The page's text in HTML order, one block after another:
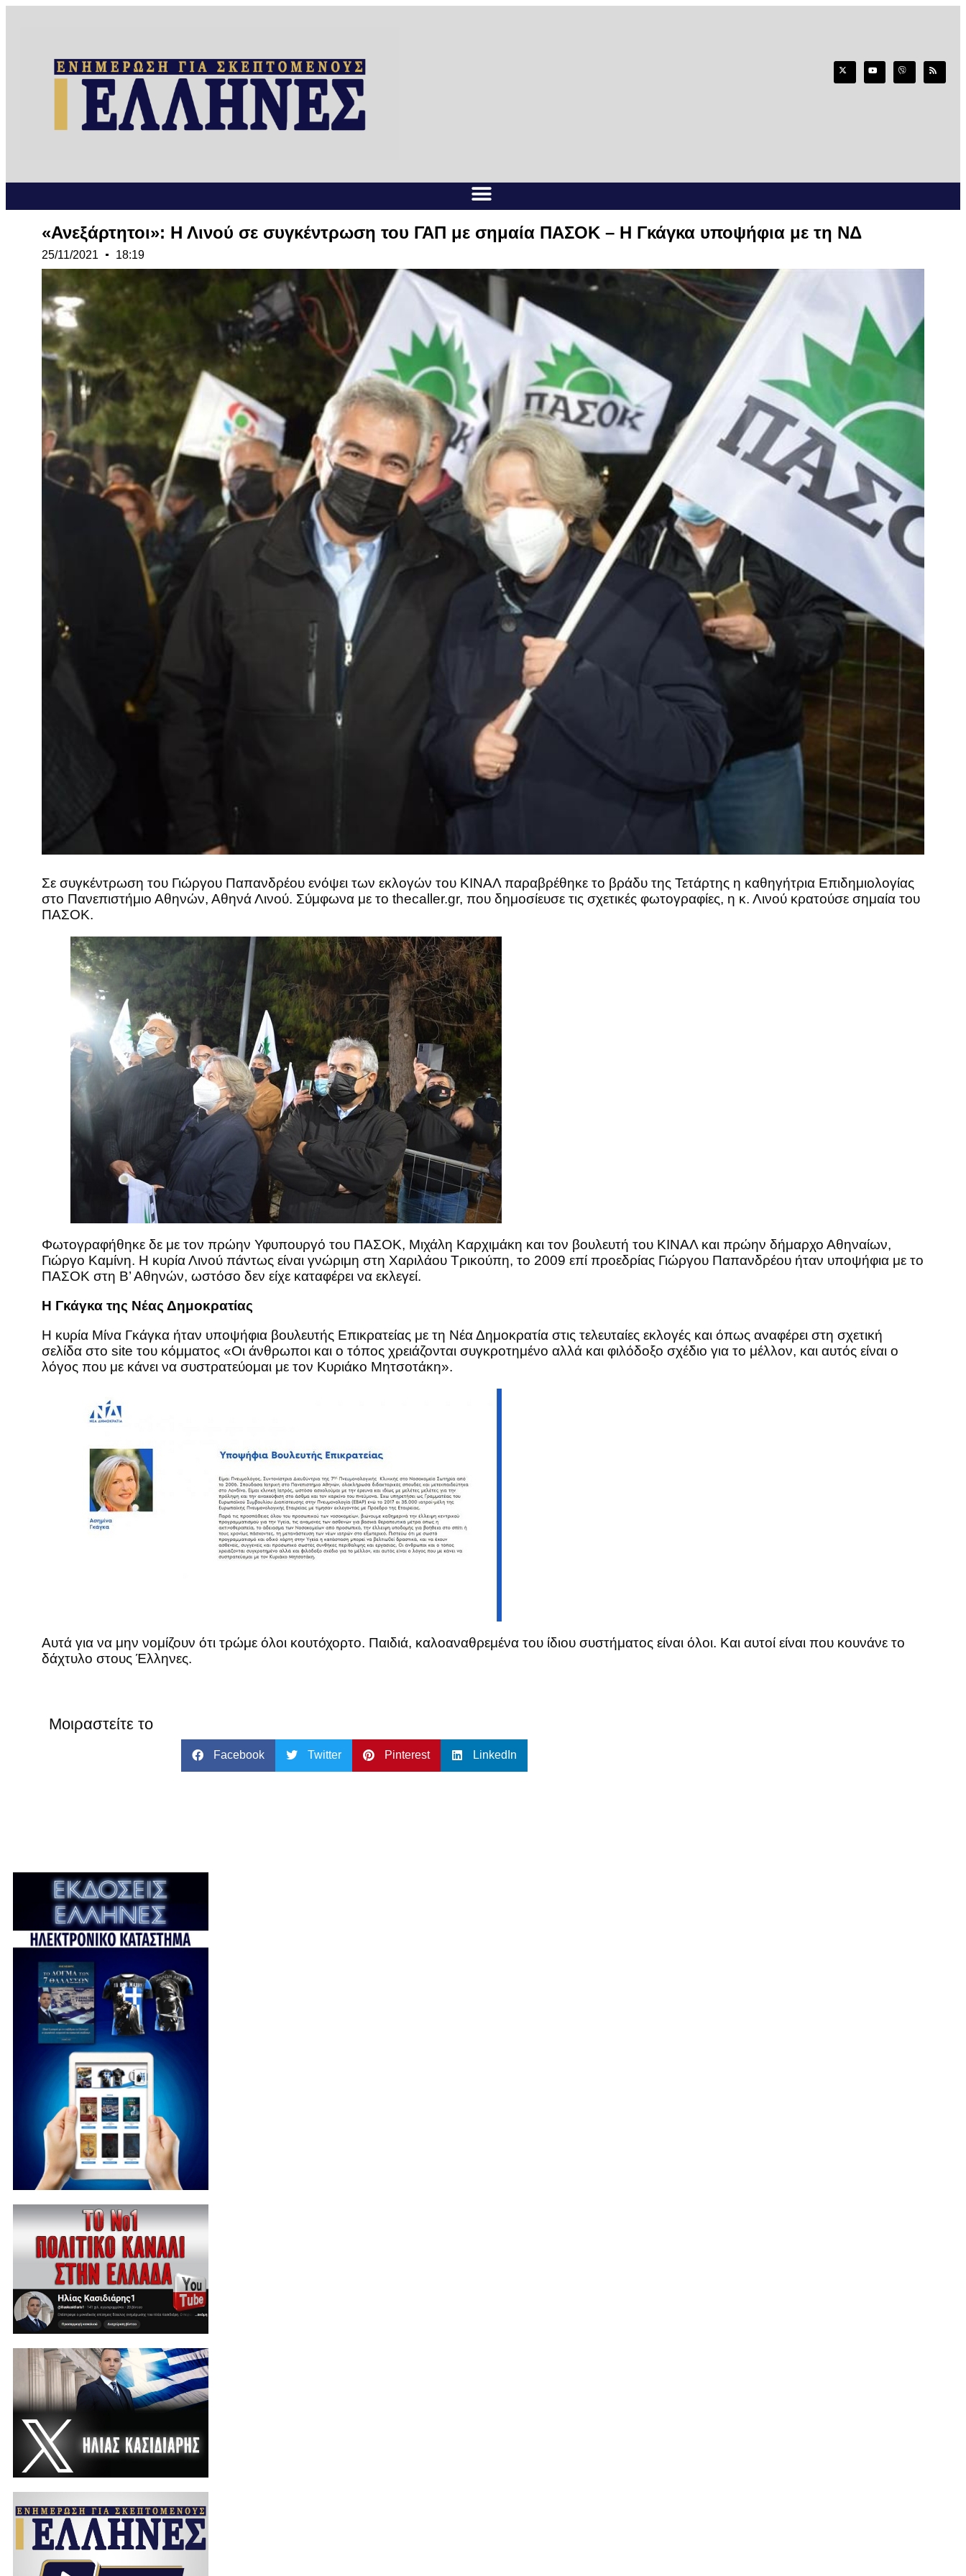
«Ανεξάρτητοι»: Η Λινού σε συγκέντρωση του ΓΑΠ με σημαία ΠΑΣΟΚ – Η Γκάγκα υποψήφια με τη ΝΔ
25/11/2021 18:19
Σε συγκέντρωση του Γιώργου Παπανδρέου ενόψει των εκλογών του ΚΙΝΑΛ παραβρέθηκε το βράδυ της Τετάρτης η καθηγήτρια Επιδημιολογίας
στο Πανεπιστήμιο Αθηνών, Αθηνά Λινού. Σύμφωνα με το thecaller.gr, που δημοσίευσε τις σχετικές φωτογραφίες, η κ. Λινού κρατούσε σημαία του
ΠΑΣΟΚ.
Φωτογραφήθηκε δε με τον πρώην Υφυπουργό του ΠΑΣΟΚ, Μιχάλη Καρχιμάκη και τον βουλευτή του ΚΙΝΑΛ και πρώην δήμαρχο Αθηναίων,
Γιώργο Καμίνη. Η κυρία Λινού πάντως είναι γνώριμη στη Χαριλάου Τρικούπη, το 2009 επί προεδρίας Γιώργου Παπανδρέου ήταν υποψήφια με το
ΠΑΣΟΚ στη Β’ Αθηνών, ωστόσο δεν είχε καταφέρει να εκλεγεί.
Η Γκάγκα της Νέας Δημοκρατίας
Η κυρία Μίνα Γκάγκα ήταν υποψήφια βουλευτής Επικρατείας με τη Νέα Δημοκρατία στις τελευταίες εκλογές και όπως αναφέρει στη σχετική
σελίδα στο site του κόμματος «Οι άνθρωποι και ο τόπος χρειάζονται συγκροτημένο αλλά και φιλόδοξο σχέδιο για το μέλλον, και αυτός είναι ο
λόγος που με κάνει να συστρατεύομαι με τον Κυριάκο Μητσοτάκη».
Αυτά για να μην νομίζουν ότι τρώμε όλοι κουτόχορτο. Παιδιά, καλοαναθρεμένα του ίδιου συστήματος είναι όλοι. Και αυτοί είναι που κουνάνε το
δάχτυλο στους Έλληνες.
Μοιραστείτε το
Facebook Twitter Pinterest LinkedIn